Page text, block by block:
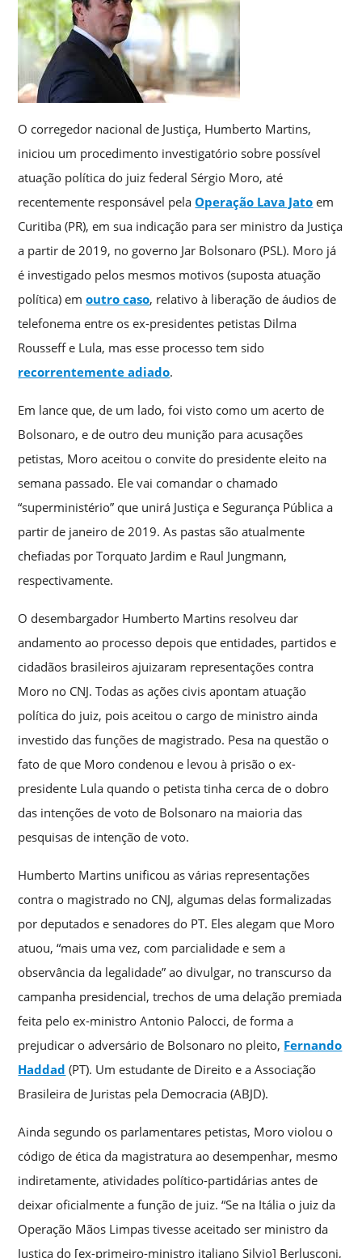
O corregedor nacional de Justiça, Humberto Martins,
iniciou um procedimento investigatório sobre possível
atuação política do juiz federal Sérgio Moro, até
recentemente responsável pelaOperação Lava Jato em
Curitiba (PR), em sua indicação para ser ministro da Justiça
a partir de 2019, no governo Jar Bolsonaro (PSL). Moro já
é investigado pelos mesmos motivos (suposta atuação
política) emoutro caso, relativo à liberação de áudios de
telefonema entre os ex-presidentes petistas Dilma
Rousseff e Lula, mas esse processo tem sido
recorrentemente adiado.
Em lance que, de um lado, foi visto como um acerto de
Bolsonaro, e de outro deu munição para acusações
petistas, Moro aceitou o convite do presidente eleito na
semana passado. Ele vai comandar o chamado
“superministério” que unirá Justiça e Segurança Pública a
partir de janeiro de 2019. As pastas são atualmente
chefiadas por Torquato Jardim e Raul Jungmann,
respectivamente.
O desembargador Humberto Martins resolveu dar
andamento ao processo depois que entidades, partidos e
cidadãos brasileiros ajuizaram representações contra
Moro no CNJ. Todas as ações civis apontam atuação
política do juiz, pois aceitou o cargo de ministro ainda
investido das funções de magistrado. Pesa na questão o
fato de que Moro condenou e levou à prisão o ex-
presidente Lula quando o petista tinha cerca de o dobro
das intenções de voto de Bolsonaro na maioria das
pesquisas de intenção de voto.
Humberto Martins unificou as várias representações
contra o magistrado no CNJ, algumas delas formalizadas
por deputados e senadores do PT. Eles alegam que Moro
atuou, “mais uma vez, com parcialidade e sem a
observância da legalidade” ao divulgar, no transcurso da
campanha presidencial, trechos de uma delação premiada
feita pelo ex-ministro Antonio Palocci, de forma a
prejudicar o adversário de Bolsonaro no pleito, Fernando
Haddad (PT). Um estudante de Direito e a Associação
Brasileira de Juristas pela Democracia (ABJD).
Ainda segundo os parlamentares petistas, Moro violou o
código de ética da magistratura ao desempenhar, mesmo
indiretamente, atividades político-partidárias antes de
deixar oficialmente a função de juiz. “Se na Itália o juiz da
Operação Mãos Limpas tivesse aceitado ser ministro da
Justiça do [ex-primeiro-ministro italiano Silvio] Berlusconi,